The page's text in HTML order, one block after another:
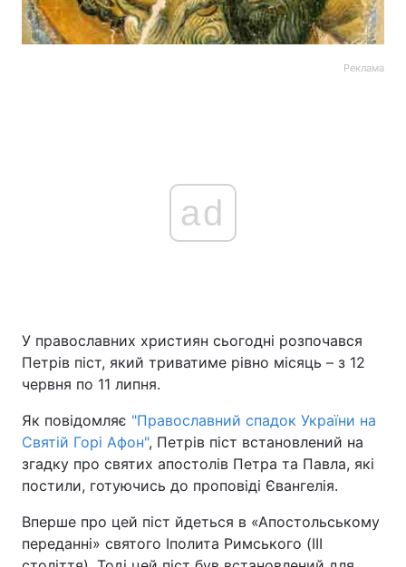
Реклама
ad
У православних християн сьогодні розпочався
Петрів піст, який триватиме рівно місяць – з 12
червня по 11 липня.
Як повідомляє "Православний спадок України на
Святій Горі Афон", Петрів піст встановлений на
згадку про святих апостолів Петра та Павла, які
постили, готуючись до проповіді Євангелія.
Вперше про цей піст йдеться в «Апостольському
переданні» святого Іполита Римського (III